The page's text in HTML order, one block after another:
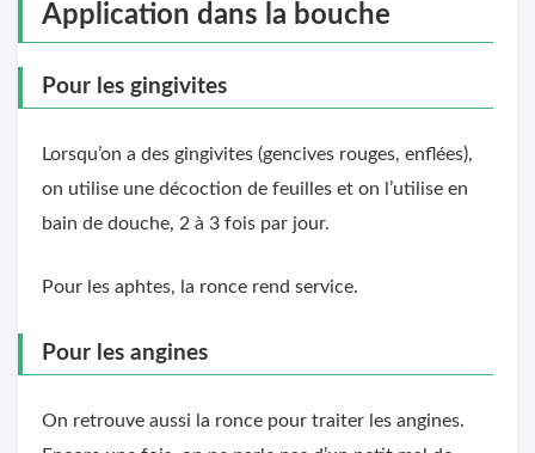
Application dans la bouche
Pour les gingivites
Lorsqu’on a des gingivites (gencives rouges, enflées),
on utilise une décoction de feuilles et on l’utilise en
bain de douche, 2 à 3 fois par jour.
Pour les aphtes, la ronce rend service.
Pour les angines
On retrouve aussi la ronce pour traiter les angines.